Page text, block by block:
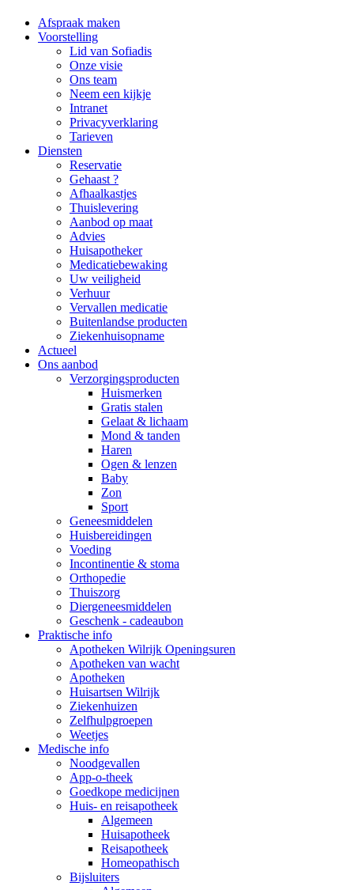
Afspraak maken
Voorstelling
Lid van Sofiadis
Onze visie
Ons team
Neem een kijkje
Intranet
Privacyverklaring
Tarieven
Diensten
Reservatie
Gehaast ?
Afhaalkastjes
Thuislevering
Aanbod op maat
Advies
Huisapotheker
Medicatiebewaking
Uw veiligheid
Verhuur
Vervallen medicatie
Buitenlandse producten
Ziekenhuisopname
Actueel
Ons aanbod
Verzorgingsproducten
Huismerken
Gratis stalen
Gelaat & lichaam
Mond & tanden
Haren
Ogen & lenzen
Baby
Zon
Sport
Geneesmiddelen
Huisbereidingen
Voeding
Incontinentie & stoma
Orthopedie
Thuiszorg
Diergeneesmiddelen
Geschenk - cadeaubon
Praktische info
Apotheken Wilrijk Openingsuren
Apotheken van wacht
Apotheken
Huisartsen Wilrijk
Ziekenhuizen
Zelfhulpgroepen
Weetjes
Medische info
Noodgevallen
App-o-theek
Goedkope medicijnen
Huis- en reisapotheek
Algemeen
Huisapotheek
Reisapotheek
Homeopathisch
Bijsluiters